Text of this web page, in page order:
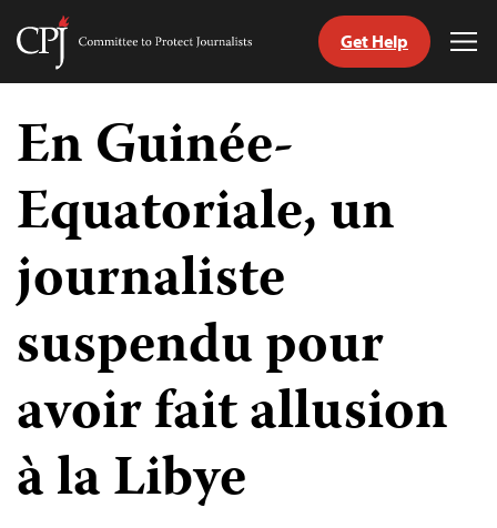
Skip
content
Committee
Journalists
Get Help
En Guinée-
Equatoriale, un
journaliste
suspendu pour
avoir fait allusion
à la Libye